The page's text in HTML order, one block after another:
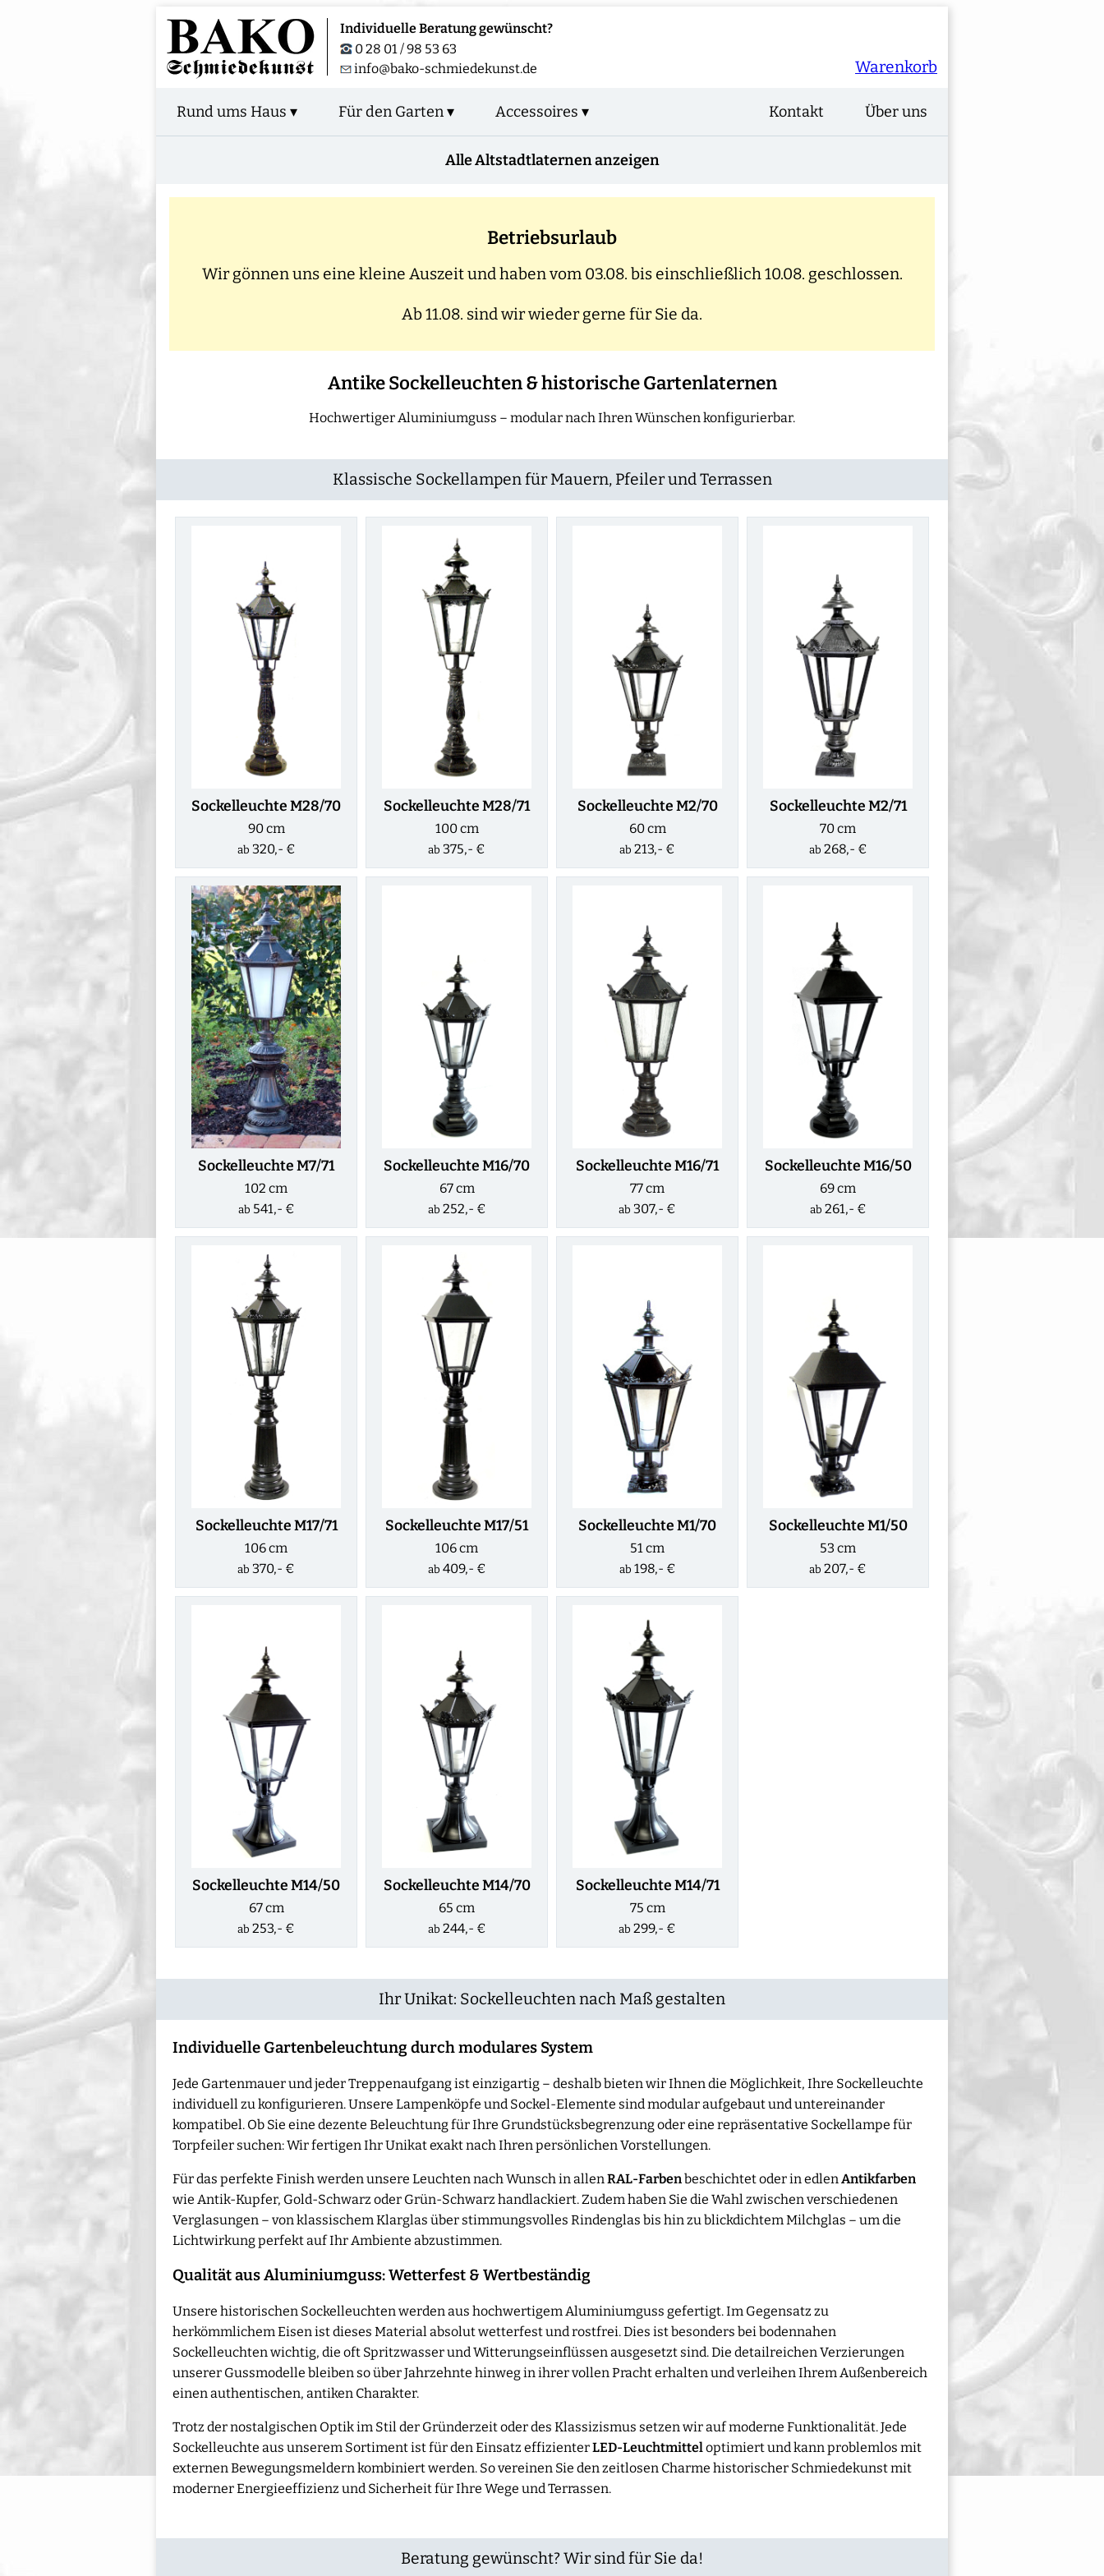
Individuelle Beratung gewünscht?
0 28 01 / 98 53 63
info@bako-schmiedekunst.de
Warenkorb
Rund ums Haus ▾ Für den Garten ▾ Accessoires ▾ Über uns
Kontakt
Alle Altstadtlaternen anzeigen
Betriebsurlaub
Wir gönnen uns eine kleine Auszeit und haben vom 03.08. bis einschließlich 10.08. geschlossen.
Ab 11.08. sind wir wieder gerne für Sie da.
Antike Sockelleuchten & historische Gartenlaternen
Hochwertiger Aluminiumguss – modular nach Ihren Wünschen konfigurierbar.
Klassische Sockellampen für Mauern, Pfeiler und Terrassen
Sockelleuchte M28/70
90 cm
ab 320,- €
Sockelleuchte M28/71
100 cm
ab 375,- €
Sockelleuchte M2/70
60 cm
ab 213,- €
Sockelleuchte M2/71
70 cm
ab 268,- €
Sockelleuchte M7/71
102 cm
ab 541,- €
Sockelleuchte M16/70
67 cm
ab 252,- €
Sockelleuchte M16/71
77 cm
ab 307,- €
Sockelleuchte M16/50
69 cm
ab 261,- €
Sockelleuchte M17/71
106 cm
ab 370,- €
Sockelleuchte M17/51
106 cm
ab 409,- €
Sockelleuchte M1/70
51 cm
ab 198,- €
Sockelleuchte M1/50
53 cm
ab 207,- €
Sockelleuchte M14/50
67 cm
ab 253,- €
Sockelleuchte M14/70
65 cm
ab 244,- €
Sockelleuchte M14/71
75 cm
ab 299,- €
Ihr Unikat: Sockelleuchten nach Maß gestalten
Individuelle Gartenbeleuchtung durch modulares System
Jede Gartenmauer und jeder Treppenaufgang ist einzigartig – deshalb bieten wir Ihnen die Möglichkeit, Ihre Sockelleuchte
individuell zu konfigurieren. Unsere Lampenköpfe und Sockel-Elemente sind modular aufgebaut und untereinander
kompatibel. Ob Sie eine dezente Beleuchtung für Ihre Grundstücksbegrenzung oder eine repräsentative Sockellampe für
Torpfeiler suchen: Wir fertigen Ihr Unikat exakt nach Ihren persönlichen Vorstellungen.
Für das perfekte Finish werden unsere Leuchten nach Wunsch in allenRAL-Farbenbeschichtet oder in edlenAntikfarben
wie Antik-Kupfer, Gold-Schwarz oder Grün-Schwarz handlackiert. Zudem haben Sie die Wahl zwischen verschiedenen
Verglasungen – von klassischem Klarglas über stimmungsvolles Rindenglas bis hin zu blickdichtem Milchglas – um die
Lichtwirkung perfekt auf Ihr Ambiente abzustimmen.
Qualität aus Aluminiumguss: Wetterfest & Wertbeständig
Unsere historischen Sockelleuchten werden aus hochwertigem Aluminiumguss gefertigt. Im Gegensatz zu
herkömmlichem Eisen ist dieses Material absolut wetterfest und rostfrei. Dies ist besonders bei bodennahen
Sockelleuchten wichtig, die oft Spritzwasser und Witterungseinflüssen ausgesetzt sind. Die detailreichen Verzierungen
unserer Gussmodelle bleiben so über Jahrzehnte hinweg in ihrer vollen Pracht erhalten und verleihen Ihrem Außenbereich
einen authentischen, antiken Charakter.
Trotz der nostalgischen Optik im Stil der Gründerzeit oder des Klassizismus setzen wir auf moderne Funktionalität. Jede
Sockelleuchte aus unserem Sortiment ist für den Einsatz effizienterLED-Leuchtmitteloptimiert und kann problemlos mit
externen Bewegungsmeldern kombiniert werden. So vereinen Sie den zeitlosen Charme historischer Schmiedekunst mit
moderner Energieeffizienz und Sicherheit für Ihre Wege und Terrassen.
Beratung gewünscht? Wir sind für Sie da!